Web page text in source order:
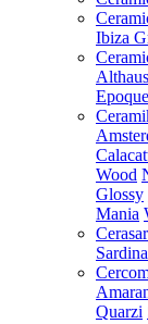
Ibiza
Althaus
Epoque
Wood
Glossy
Mania
Sardina
Quarzi